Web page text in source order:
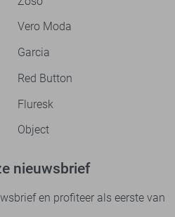
Vero Moda
Garcia
Red Button
Fluresk
Object
nieuwsbrief
en profiteer als eerste van